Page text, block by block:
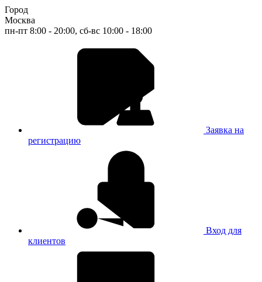
Город
Москва
пн-пт 8:00 - 20:00, сб-вс 10:00 - 18:00
Заявка на
регистрацию
Вход для
клиентов